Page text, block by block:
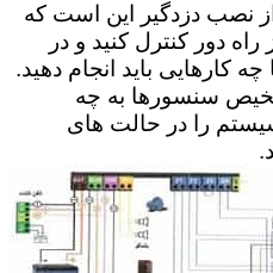
نصب دزدگیر این است که
راه دور کنترل کنید و در
باید انجام دهید.
سنسورها به چه
را در حالت های